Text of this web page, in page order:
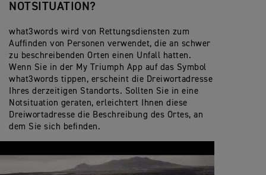
NOTSITUATION?
what3words wird von Rettungsdiensten zum
Auffinden von Personen verwendet, die an schwer
zu beschreibenden Orten einen Unfall hatten.
Wenn Sie in der My Triumph App auf das Symbol
what3words tippen, erscheint die Dreiwortadresse
Ihres derzeitigen Standorts. Sollten Sie in eine
Notsituation geraten, erleichtert Ihnen diese
Dreiwortadresse die Beschreibung des Ortes, an
dem Sie sich befinden.